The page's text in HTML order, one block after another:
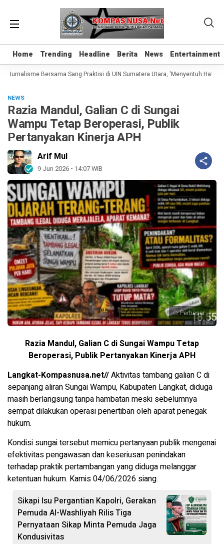
Home Trending Headline Berita News Entertainment
Home Trending Headline Berita News Entertainment
Bersama Sang Praktisi di UIN Sumatera Utara, ‘Menyentuh Hati
NEWS
Razia Mandul, Galian C di Sungai
Wampu Tetap Beroperasi, Publik
Pertanyakan Kinerja APH
Arif Mul
9 Jun 2026 - 14:07 WIB
Perbesar
Razia Mandul, Galian C di Sungai Wampu Tetap
Beroperasi, Publik Pertanyakan Kinerja APH
Langkat-Kompasnusa.net//Aktivitas tambang galian C di
sepanjang aliran Sungai Wampu, Kabupaten Langkat, diduga
masih berlangsung tanpa hambatan meski sebelumnya
sempat dilakukan operasi penertiban oleh aparat penegak
hukum.
Kondisi sungai tersebut memicu pertanyaan publik mengenai
efektivitas pengawasan dan keseriusan penindakan
terhadap praktik pertambangan yang diduga melanggar
ketentuan hukum. Kamis 04/06/2026 siang.
Sikapi Isu Pergantian Kapolri, Gerakan
Pemuda Al-Washliyah Rilis Tiga
Pernyataan Sikap Minta Pemuda Jaga
Kondusivitas